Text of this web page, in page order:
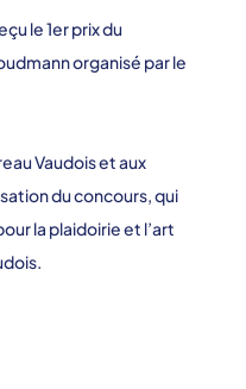
le 1er prix du
organisé par le
Vaudois et aux
du concours, qui
la plaidoirie et l’art